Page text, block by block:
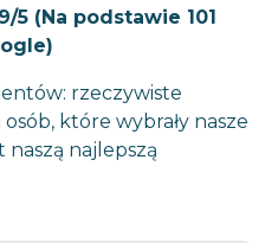
5 (Na podstawie 101
rzeczywiste
które wybrały nasze
naszą najlepszą